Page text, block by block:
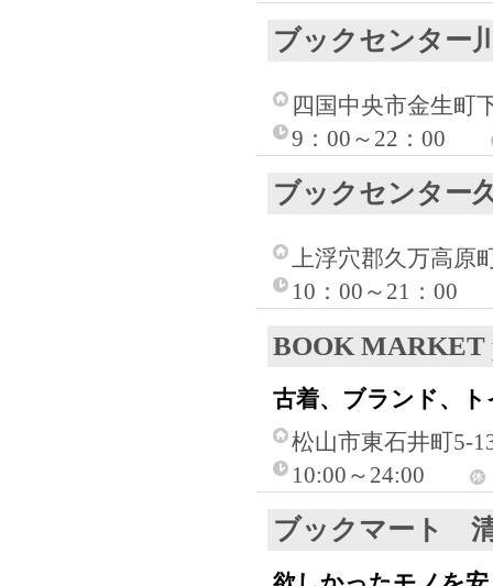
ブックセンター
四国中央市金生町
9：00～22：00
ブックセンター
上浮穴郡久万高原
10：00～21：00
BOOK
古着、ブランド、
松山市東石井町5-
10:00～24:00
ブックマート